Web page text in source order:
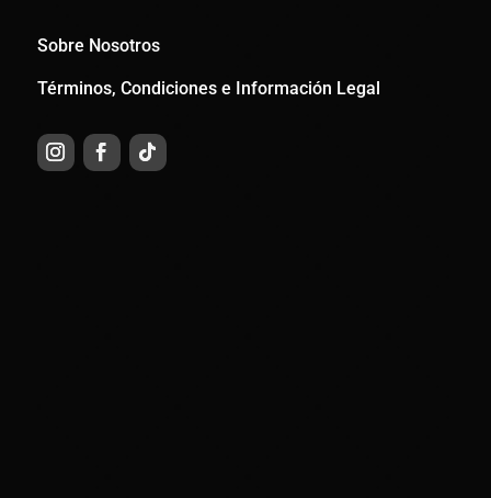
Sobre Nosotros
Términos, Condiciones e Información Legal